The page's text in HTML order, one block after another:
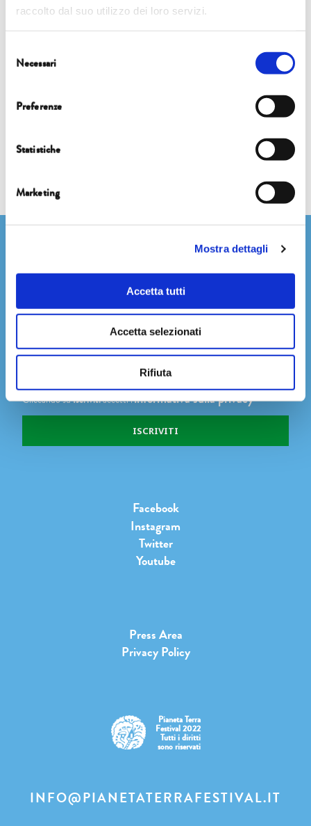
raccolto dal suo utilizzo dei loro servizi.
delNecessari
Preferenze
Statistiche
Marketing
Mostra dettagli
Accetta tutti
Accetta selezionati
Rifiuta
6 ottobre | 17.00 | Sala Convegni di Confindustria Toscana Nord
ACQUA E INDUSTRIA. GLI ESEMPI VIRTUOSI DI LUCCA, PISTOIA E
Accetto di ricevere comunicazioni su novità, eventi e promozioni
Cliccando suIscrivitiaccetti l'informativa sulla privacy
Facebook
Instagram
Twitter
Youtube
Press Area
Privacy Policy
Pianeta Terra
Festival 2022
Tutti i diritti
sono riservati
INFO@PIANETATERRAFESTIVAL.IT